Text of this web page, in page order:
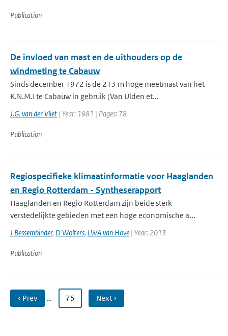
Publication
De invloed van mast en de uithouders op de
windmeting te Cabauw
Sinds december 1972 is de 213 m hoge meetmast van het
K.N.M.I te Cabauw in gebruik (Van Ulden et...
J.G. van der Vliet | Year: 1981 | Pages: 78
Publication
Regiospecifieke klimaatinformatie voor Haaglanden
en Regio Rotterdam - Syntheserapport
Haaglanden en Regio Rotterdam zijn beide sterk
verstedelijkte gebieden met een hoge economische a...
J Bessembinder, D Wolters, LWA van Hove | Year: 2013
Publication
‹ Prev … 75 Next ›